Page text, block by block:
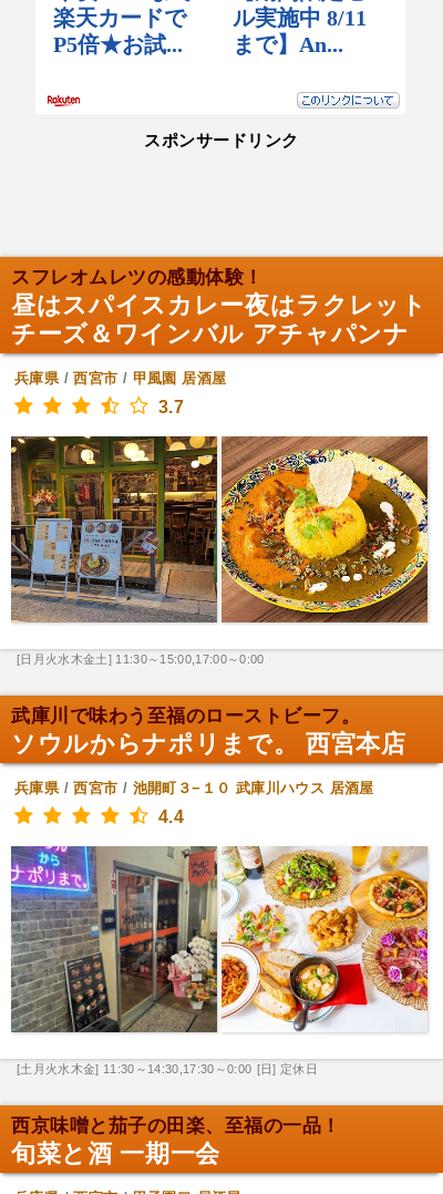
スポンサードリンク
スフレオムレツの感動体験！
昼はスパイスカレー夜はラクレット
チーズ＆ワインバル アチャパンナ
兵庫県/西宮市 / 甲風園 居酒屋
3.7
[日月火水木金土] 11:30～15:00,17:00～0:00
武庫川で味わう至福のローストビーフ。
ソウルからナポリまで。 西宮本店
兵庫県/西宮市 / 池開町３−１０ 武庫川ハウス 居酒屋
4.4
[土月火水木金] 11:30～14:30,17:30～0:00 [日] 定休日
西京味噌と茄子の田楽、至福の一品！
旬菜と酒 一期一会